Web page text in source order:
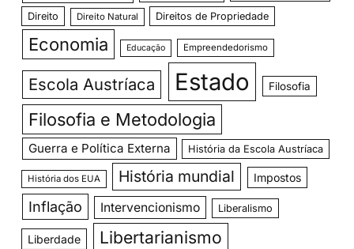
Direito Direito Natural Direitos de Propriedade
Economia Educação Empreendedorismo
Escola Austríaca Estado Filosofia
Filosofia e Metodologia
Guerra e Política Externa História da Escola Austríaca
História dos EUA História mundial Impostos
Inflação Intervencionismo Liberalismo
Liberdade Libertarianismo